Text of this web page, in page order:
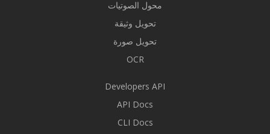
محول الصوتيات
تحويل وثيقة
تحويل صورة
OCR
Developers API
API Docs
CLI Docs